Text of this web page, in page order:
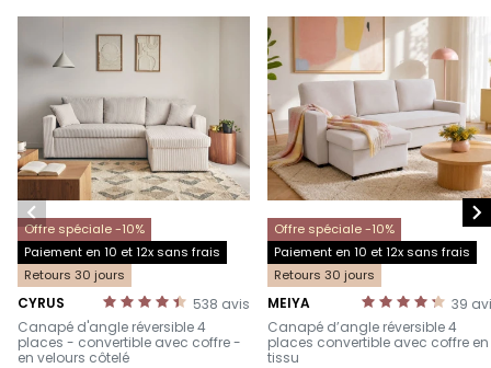
Offre spéciale -10%
Paiement en 10 et 12x sans frais
Retours 30 jours
538 avis
CYRUS
-
Canapé d'angle réversible 4
places - convertible avec coffre -
en velours côtelé
Offre spéciale -10%
Paiement en 10 et 12x sans frais
Retours 30 jours
39
MEIYA
-
Canapé d’angle réversible 4
places convertible avec coffre en
tissu
 